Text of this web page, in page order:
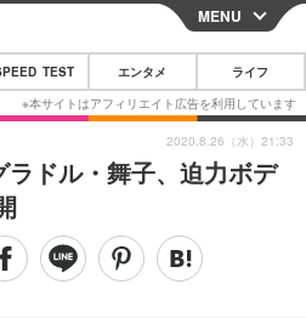
CLOSE
スマートフォン
その他
映画・ドラマ
MENU
TEST エンタメ ライフ
ドル・舞子、迫力ボデ
2020.8.26（水）21:33